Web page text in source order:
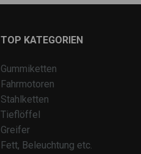
TOP KATEGORIEN
Gummiketten
Fahrmotoren
Stahlketten
Tieflöffel
Greifer
Fett, Beleuchtung etc.